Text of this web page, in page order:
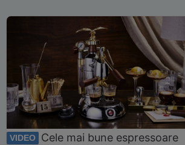
VIDEO
Cele mai bune espressoare